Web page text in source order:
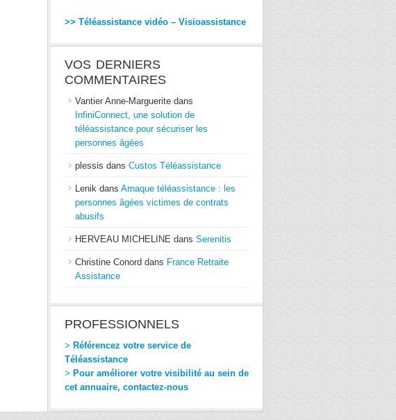
>> Téléassistance vidéo – Visioassistance
VOS DERNIERS
COMMENTAIRES
Vantier Anne-Marguerite dans
InfiniConnect, une solution de
téléassistance pour sécuriser les
personnes âgées
plessis dans Custos Téléassistance
Lenik dans Arnaque téléassistance : les
personnes âgées victimes de contrats
abusifs
HERVEAU MICHELINE dans Serenitis
Christine Conord dans France Retraite
Assistance
PROFESSIONNELS
> Référencez votre service de
Téléassistance
> Pour améliorer votre visibilité au sein de
cet annuaire, contactez-nous